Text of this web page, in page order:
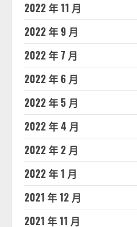
2022 年 11 月
2022 年 9 月
2022 年 7 月
2022 年 6 月
2022 年 5 月
2022 年 4 月
2022 年 2 月
2022 年 1 月
2021 年 12 月
2021 年 11 月